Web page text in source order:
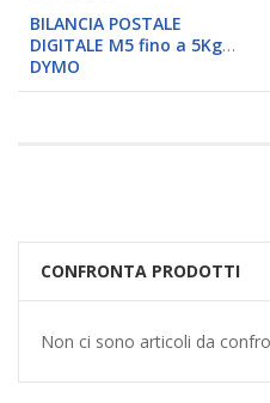
BILANCIA POSTALE
DIGITALE M5 fino a 5Kg
DYMO
CONFRONTA PRODOTTI
Non ci sono articoli da